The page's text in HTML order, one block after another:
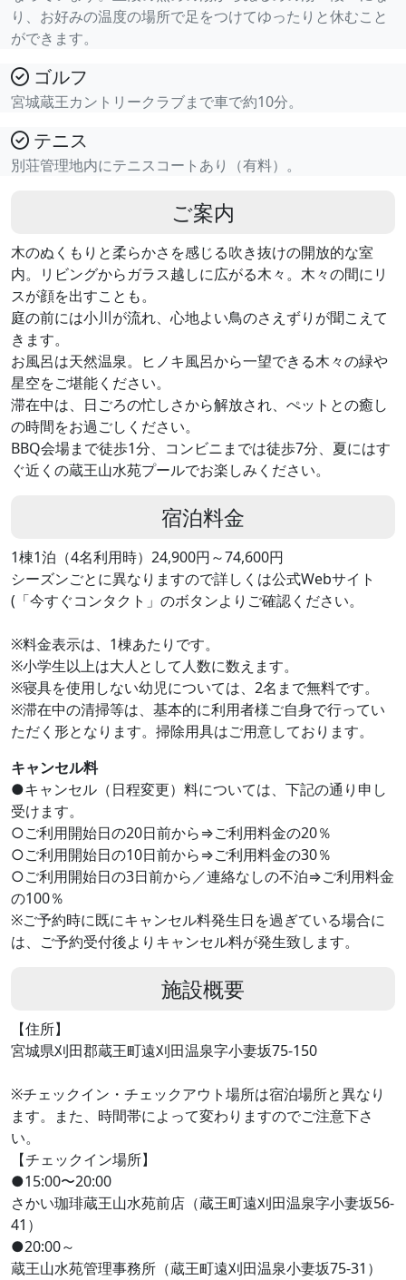
り、お好みの温度の場所で足をつけてゆったりと休むこと
ができます。
ゴルフ
宮城蔵王カントリークラブまで車で約10分。
テニス
別荘管理地内にテニスコートあり（有料）。
ご案内
木のぬくもりと柔らかさを感じる吹き抜けの開放的な室
内。リビングからガラス越しに広がる木々。木々の間にリ
スが顔を出すことも。
庭の前には小川が流れ、心地よい鳥のさえずりが聞こえて
きます。
お風呂は天然温泉。ヒノキ風呂から一望できる木々の緑や
星空をご堪能ください。
滞在中は、日ごろの忙しさから解放され、ぺットとの癒し
の時間をお過ごしください。
BBQ会場まで徒歩1分、コンビニまでは徒歩7分、夏にはす
ぐ近くの蔵王山水苑プールでお楽しみください。
宿泊料金
1棟1泊（4名利用時）24,900円～74,600円
シーズンごとに異なりますので詳しくは公式Webサイト
(「今すぐコンタクト」のボタンよりご確認ください。
※料金表示は、1棟あたりです。
※小学生以上は大人として人数に数えます。
※寝具を使用しない幼児については、2名まで無料です。
※滞在中の清掃等は、基本的に利用者様ご自身で行ってい
ただく形となります。掃除用具はご用意しております。
キャンセル料
●キャンセル（日程変更）料については、下記の通り申し
受けます。
○ご利用開始日の20日前から⇒ご利用料金の20％
○ご利用開始日の10日前から⇒ご利用料金の30％
○ご利用開始日の3日前から／連絡なしの不泊⇒ご利用料金
の100％
※ご予約時に既にキャンセル料発生日を過ぎている場合に
は、ご予約受付後よりキャンセル料が発生致します。
施設概要
【住所】
宮城県刈田郡蔵王町遠刈田温泉字小妻坂75-150
※チェックイン・チェックアウト場所は宿泊場所と異なり
ます。また、時間帯によって変わりますのでご注意下さ
い。
【チェックイン場所】
●15:00〜20:00
さかい珈琲蔵王山水苑前店（蔵王町遠刈田温泉字小妻坂56-
41）
●20:00～
蔵王山水苑管理事務所（蔵王町遠刈田温泉小妻坂75-31）